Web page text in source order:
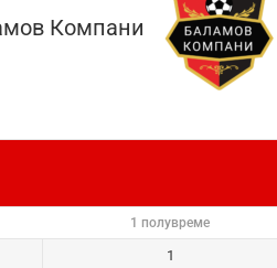
Компани
1 полувреме
1